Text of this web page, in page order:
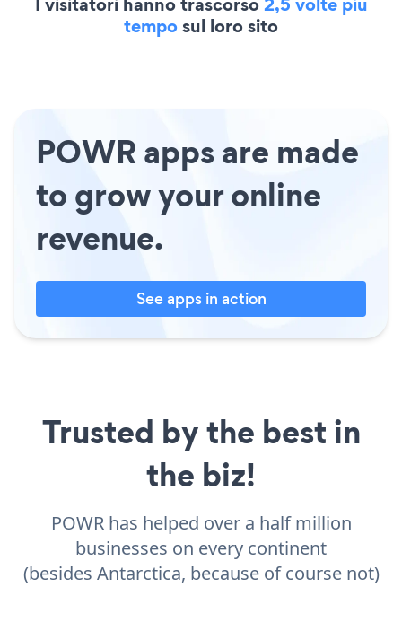
temposul loro sito
POWR apps are made
to grow your online
revenue.
See apps in action
Trusted by the best in
the biz!
POWR has helped over a half million
businesses on every continent
(besides Antarctica, because of course not)